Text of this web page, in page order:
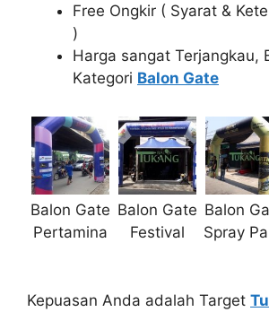
Free Ongkir ( Syarat &
)
Harga sangat Terjangkau,
Kategori Balon Gate
Balon Gate
Pertamina
Balon Gate
Festival
Balon
Spray
Kepuasan Anda adalah Target